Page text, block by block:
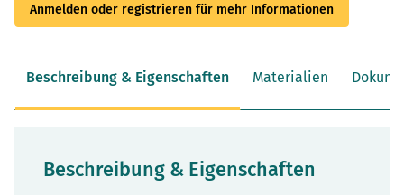
Anmelden oder registrieren für mehr Informationen
Beschreibung & Eigenschaften Materialien
Beschreibung & Eigenschaften